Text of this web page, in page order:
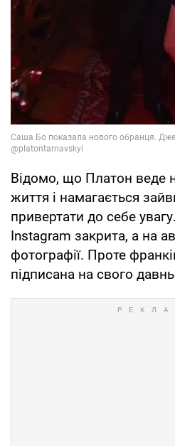
Відомо, що Платон веде
життя і намагається
привертати до себе
Instagram закрита, а на
фотографії. Проте
підписана на свого